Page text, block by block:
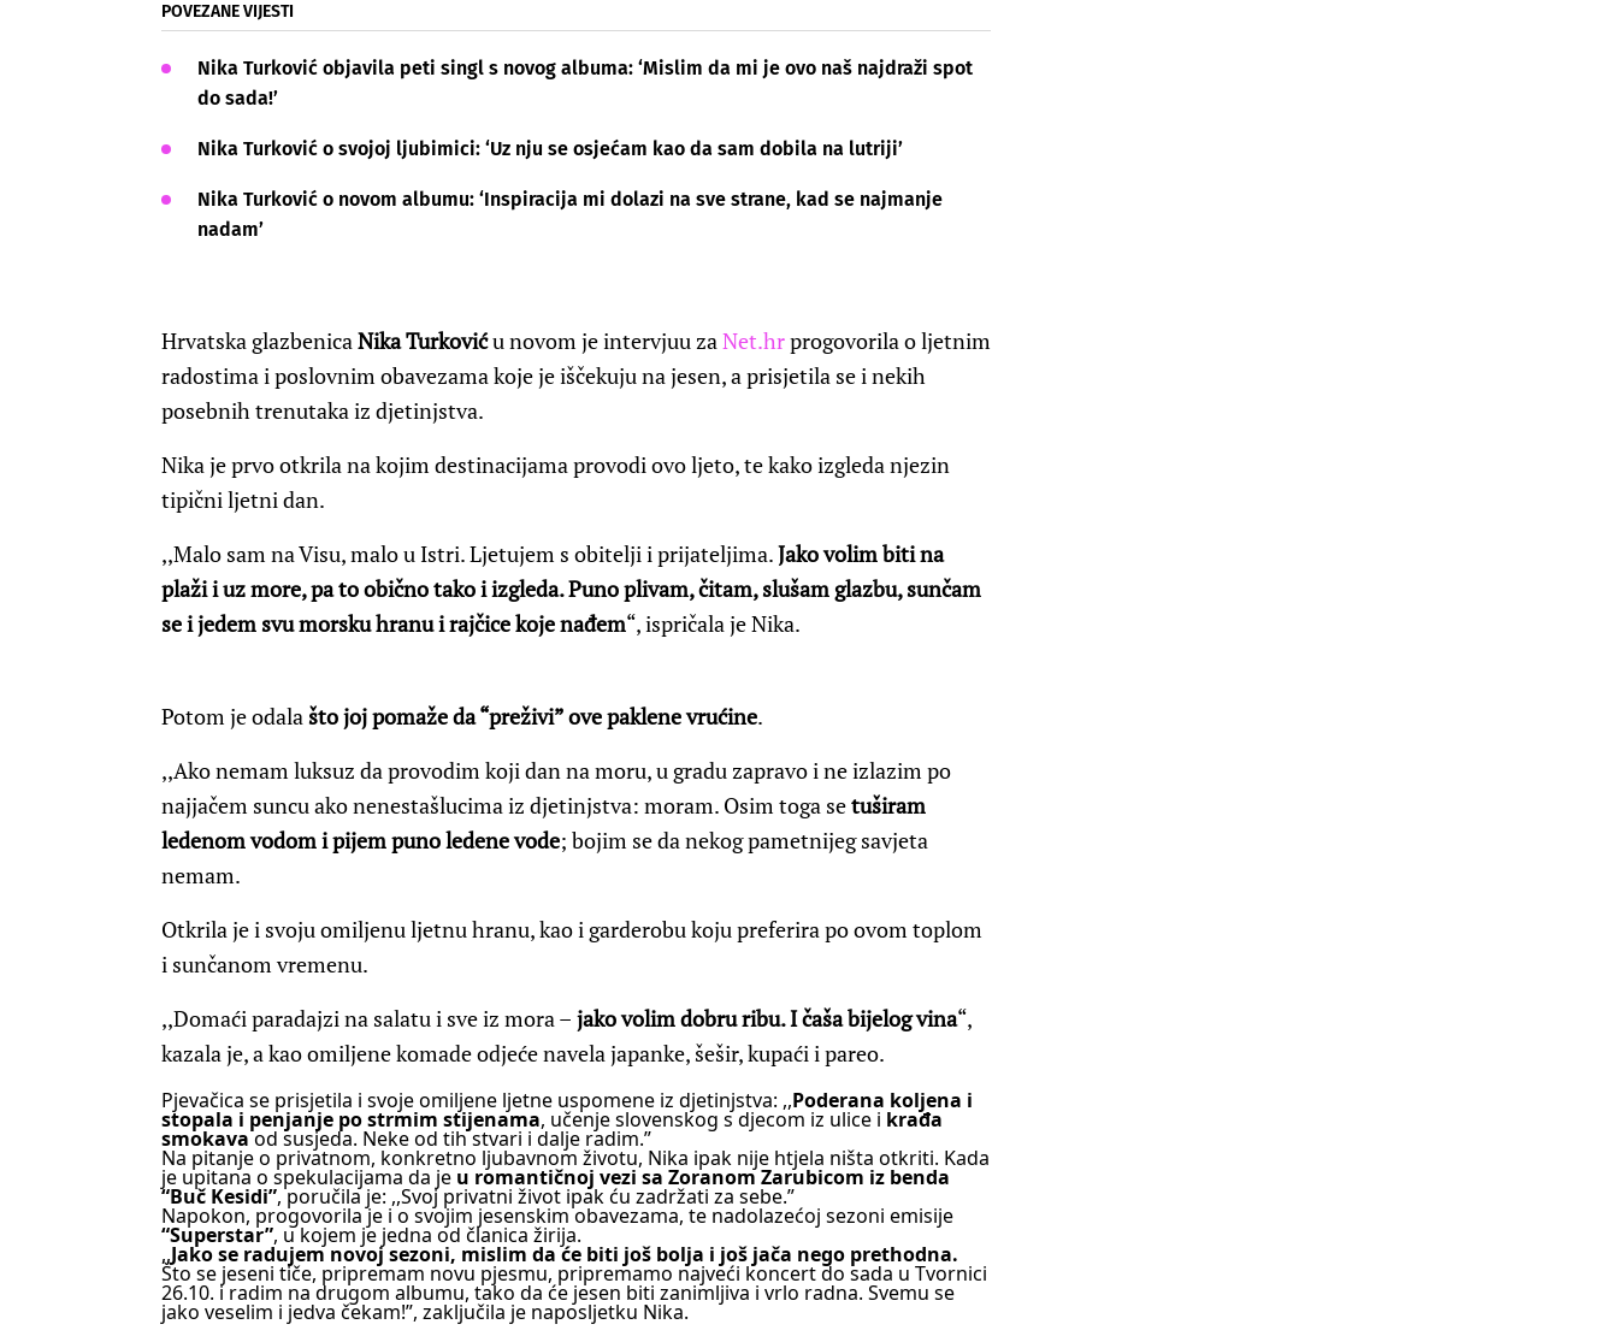
POVEZANE VIJESTI
Nika Turković objavila peti singl s novog albuma: ‘Mislim da mi je ovo naš najdraži spot
do sada!’
Nika Turković o svojoj ljubimici: ‘Uz nju se osjećam kao da sam dobila na lutriji’
Nika Turković o novom albumu: ‘Inspiracija mi dolazi na sve strane, kad se najmanje
nadam’
Hrvatska glazbenicaNika Turkoviću novom je intervjuu zaNet.hrprogovorila o ljetnim
radostima i poslovnim obavezama koje je iščekuju na jesen, a prisjetila se i nekih
posebnih trenutaka iz djetinjstva.
Nika je prvo otkrila na kojim destinacijama provodi ovo ljeto, te kako izgleda njezin
tipični ljetni dan.
,,Malo sam na Visu, malo u Istri. Ljetujem s obitelji i prijateljima.Jako volim biti na
plaži i uz more, pa to obično tako i izgleda. Puno plivam, čitam, slušam glazbu, sunčam
se i jedem svu morsku hranu i rajčice koje nađem“, ispričala je Nika.
Potom je odalašto joj pomaže da “preživi” ove paklene vrućine.
,,Ako nemam luksuz da provodim koji dan na moru, u gradu zapravo i ne izlazim po
najjačem suncu ako nenestašlucima iz djetinjstva: moram. Osim toga setuširam
ledenom vodom i pijem puno ledene vode; bojim se da nekog pametnijeg savjeta
nemam.
Otkrila je i svoju omiljenu ljetnu hranu, kao i garderobu koju preferira po ovom toplom
i sunčanom vremenu.
,,Domaći paradajzi na salatu i sve iz mora – jako volim dobru ribu. I čaša bijelog vina“,
kazala je, a kao omiljene komade odjeće navela japanke, šešir, kupaći i pareo.
Pjevačica se prisjetila i svoje omiljene ljetne uspomene iz djetinjstva: ,,Poderana koljena i
stopala i penjanje po strmim stijenama, učenje slovenskog s djecom iz ulice i krađa
smokavaod susjeda. Neke od tih stvari i dalje radim.”
Na pitanje o privatnom, konkretno ljubavnom životu, Nika ipak nije htjela ništa otkriti. Kada
je upitana o spekulacijama da je u romantičnoj vezi sa Zoranom Zarubicom iz benda
“Buč Kesidi”, poručila je: ,,Svoj privatni život ipak ću zadržati za sebe.”
Napokon, progovorila je i o svojim jesenskim obavezama, te nadolazećoj sezoni emisije
“Superstar”, u kojem je jedna od članica žirija.
,,Jako se radujem novoj sezoni, mislim da će biti još bolja i još jača nego prethodna.
Što se jeseni tiče, pripremam novu pjesmu, pripremamo najveći koncert do sada u Tvornici
26.10. i radim na drugom albumu, tako da će jesen biti zanimljiva i vrlo radna. Svemu se
jako veselim i jedva čekam!”, zaključila je naposljetku Nika.